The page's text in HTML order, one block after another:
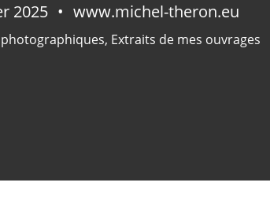
2025 www.michel-theron.eu
, Extraits de mes ouvrages